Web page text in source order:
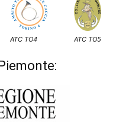
ATC TO4 ATC TO5